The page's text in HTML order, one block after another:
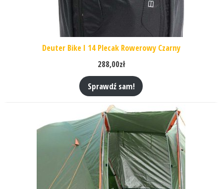
Deuter Bike I 14 Plecak Rowerowy Czarny
288,00zł
Sprawdź sam!